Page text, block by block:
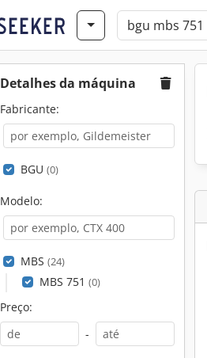
Detalhes da máquina
Fabricante:
BGU (0)
Modelo:
MBS (24)
MBS 751 (0)
Preço:
-